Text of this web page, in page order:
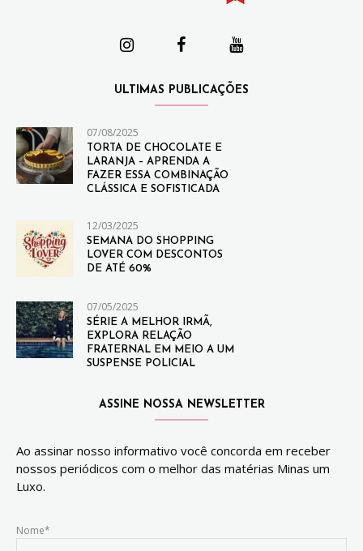
ULTIMAS PUBLICAÇÕES
07/08/2025
TORTA DE CHOCOLATE E
LARANJA – APRENDA A
FAZER ESSA COMBINAÇÃO
CLÁSSICA E SOFISTICADA
12/03/2025
SEMANA DO SHOPPING
LOVER COM DESCONTOS
DE ATÉ 60%
07/05/2025
SÉRIE A MELHOR IRMÃ,
EXPLORA RELAÇÃO
FRATERNAL EM MEIO A UM
SUSPENSE POLICIAL
ASSINE NOSSA NEWSLETTER
Ao assinar nosso informativo você concorda em receber
nossos periódicos com o melhor das matérias Minas um
Luxo.
Nome*